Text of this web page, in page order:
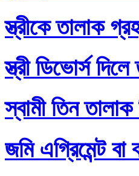
স্ত্রীকে তালাক
স্ত্রী ডিভোর্স
স্বামী তিন
জমি এগ্রিমেন্ট